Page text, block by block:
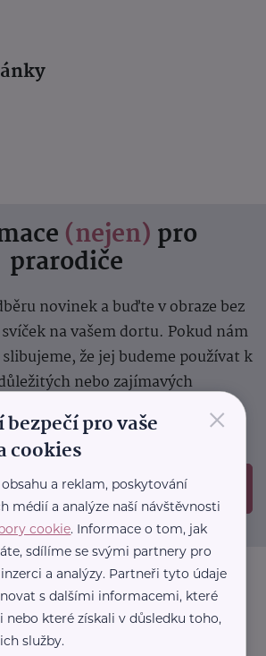
(nejen) pro
prarodiče
novinek a buďte v obraze bez
na vašem dortu. Pokud nám
že jej budeme používat k
nebo zajímavých
zkontrolujte si svoji emailovou
jsme poslali potvrzovací e-mail.
Odeslat
×
pro vaše
cookies
a reklam, poskytování
médií a analýze naší návštěvnosti
cookie. Informace o tom, jak
sdílíme se svými partnery pro
a analýzy. Partneři tyto údaje
s dalšími informacemi, které
které získali v důsledku toho,
služby.